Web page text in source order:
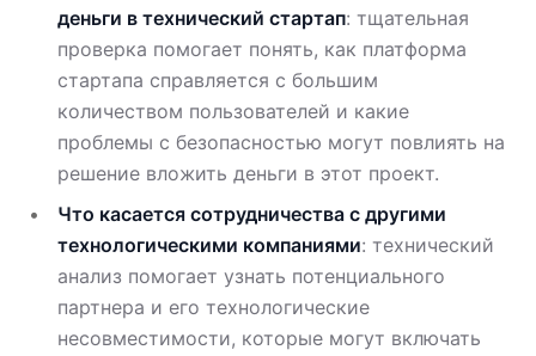
деньги в технический стартап: тщательная
проверка помогает понять, как платформа
стартапа справляется с большим
количеством пользователей и какие
проблемы с безопасностью могут повлиять на
решение вложить деньги в этот проект.
Что касается сотрудничества с другими
технологическими компаниями: технический
анализ помогает узнать потенциального
партнера и его технологические
несовместимости, которые могут включать